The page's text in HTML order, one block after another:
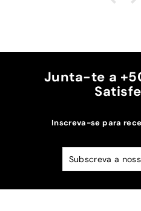
Junta-te a
Inscreva-se para